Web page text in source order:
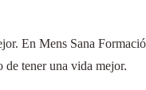
En Mens Sana
tener una vida mejor.